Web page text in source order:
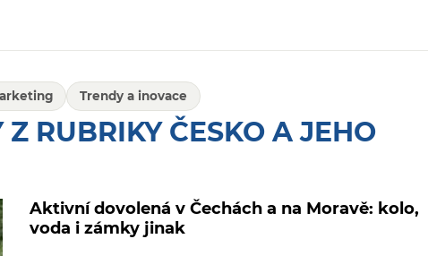
Trendy a inovace
RUBRIKY ČESKO A JEHO
Aktivní dovolená v Čechách a na Moravě: kolo,
voda i zámky jinak